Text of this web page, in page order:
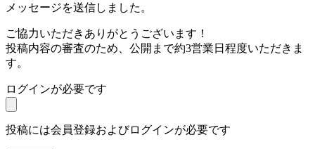
メッセージを送信しました。
ご協力いただきありがとうございます！
投稿内容の審査のため、公開まで約3営業日程度いただきま
す。
ログインが必要です
投稿には会員登録およびログインが必要です